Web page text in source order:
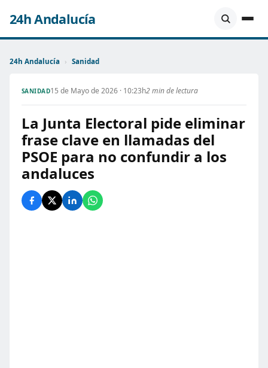
24h Andalucía
24h Andalucía › Sanidad
SANIDAD15 de Mayo de 2026 · 10:23h2 min de lectura
La Junta Electoral pide eliminar
frase clave en llamadas del
PSOE para no confundir a los
andaluces